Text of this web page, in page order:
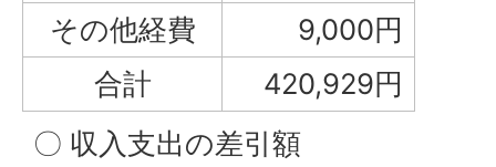
その他経費
9,000円
合計
420,929円
〇 収入支出の差引額